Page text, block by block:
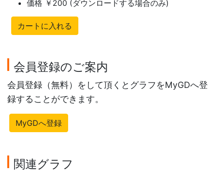
価格 ￥200 (ダウンロードする場合のみ)
カートに入れる
会員登録のご案内
会員登録（無料）をして頂くとグラフをMyGDへ登
録することができます。
MyGDへ登録
関連グラフ